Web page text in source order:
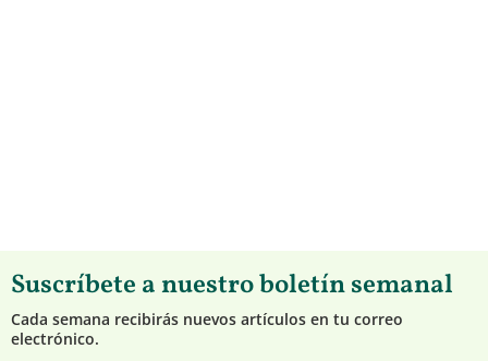
Suscríbete a nuestro boletín semanal
Cada semana recibirás nuevos artículos en tu correo
electrónico.